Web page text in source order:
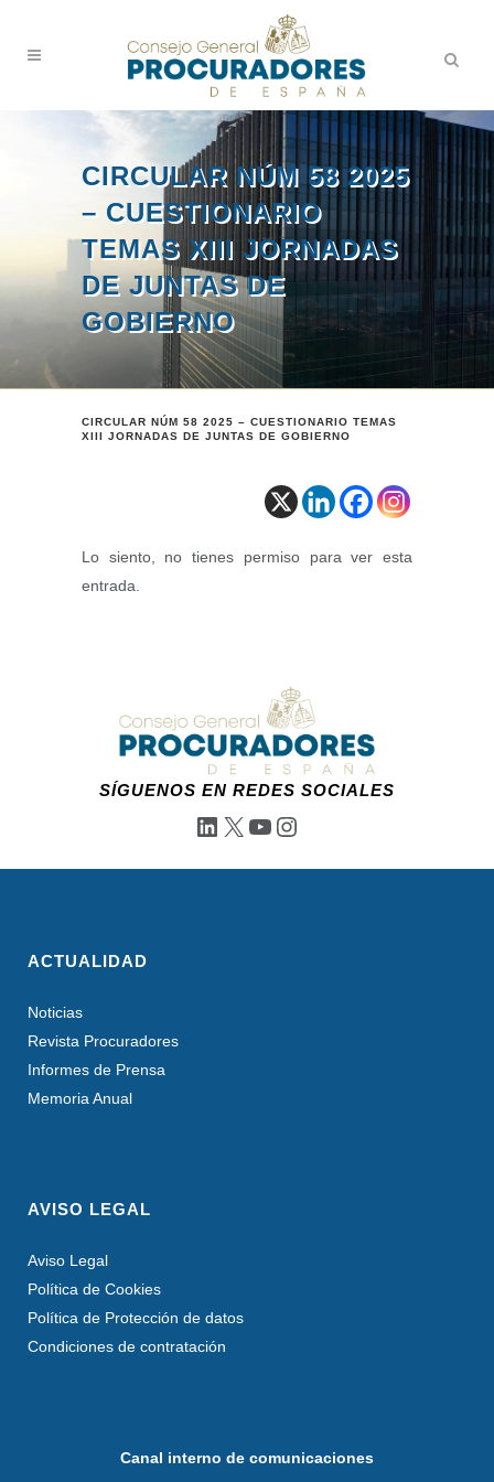
CIRCULAR NÚM 58 2025
– CUESTIONARIO
TEMAS XIII JORNADAS
DE JUNTAS DE
GOBIERNO
CIRCULAR NÚM 58 2025 – CUESTIONARIO TEMAS
XIII JORNADAS DE JUNTAS DE GOBIERNO
Lo siento, no tienes permiso para ver esta
entrada.
SÍGUENOS EN REDES SOCIALES
LinkedIn
X YouTube
Instagram
ACTUALIDAD
Noticias
Revista Procuradores
Informes de Prensa
Memoria Anual
AVISO LEGAL
Aviso Legal
Política de Cookies
Política de Protección de datos
Condiciones de contratación
Canal interno de comunicaciones